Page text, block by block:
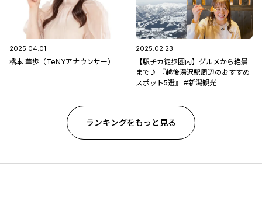
2025.04.01
橋本 華歩（TeNYアナウンサー）
2025.02.23
【駅チカ徒歩圏内】グルメから絶景
まで♪ 『越後湯沢駅周辺のおすすめ
スポット5選』 #新潟観光
ランキングをもっと見る